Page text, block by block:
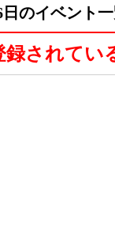
日のイベント
録されてい